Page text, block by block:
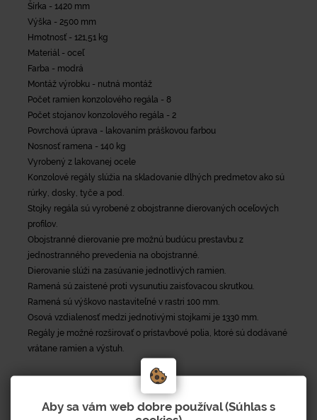
Šírka - 1420 mm
Výška - 2500 mm
Hmotnosť - 121,51 kg
Materiál - oceľ
Farba - modrá
Montáž výrobku - nutná montáž
Počet ramien konzolového regála - 8
Počet stojanov konzolového regála - 2
Povrchová úprava - lakovaním práškovou farbou
Nosnosť ramena - 140 kg
Vyrobený z lakovanej ocele
Konzolové regály slúžia na skladovanie dlhých predmetov ako sú
rúrky, dosky, tyče a pod.
Stojky regála sú vyrobené z obojstranne dierovaných oceľových
profilov.
Obojstranné dierovanie pre možnú budúcu prestavbu z
jednostranného prevedenia na obojstranné.
Dierovanie slúži na zasúvanie jednotlivých ramien.
Ramená sú zaistené proti vysunutiu zaisťovacou skrutkou.
Ramená sú výškovo nastaviteľné v rastri 100 mm.
Osová vzdialenosť medzi jednotivými stojkami je 1330 mm.
Regály je možné rozširovať o prístavbové polia, ktoré sú dodávané
vrátane ramien a výstuh.
Aby sa vám web dobre používal (Súhlas s